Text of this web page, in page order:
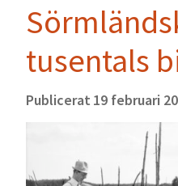
tusentals
Publicerat 19 februari